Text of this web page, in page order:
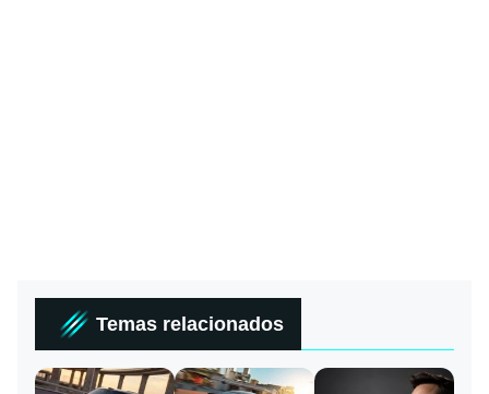
Temas relacionados